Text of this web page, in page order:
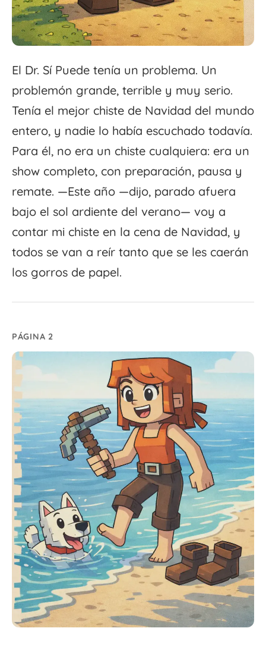
El Dr. Sí Puede tenía un problema. Un
problemón grande, terrible y muy serio.
Tenía el mejor chiste de Navidad del mundo
entero, y nadie lo había escuchado todavía.
Para él, no era un chiste cualquiera: era un
show completo, con preparación, pausa y
remate. —Este año —dijo, parado afuera
bajo el sol ardiente del verano— voy a
contar mi chiste en la cena de Navidad, y
todos se van a reír tanto que se les caerán
los gorros de papel.
PÁGINA 2